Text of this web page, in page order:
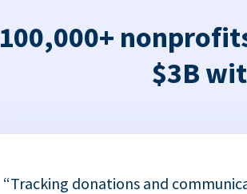
100,000+
$3B
“Tracking donations and